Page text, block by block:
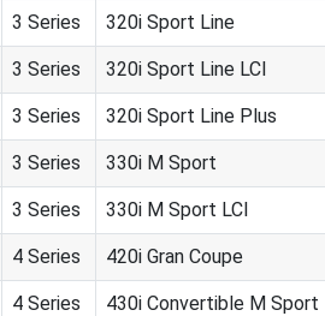
3 Series 320i Sport Line
3 Series 320i Sport Line LCI
3 Series 320i Sport Line Plus
3 Series 330i M Sport
3 Series 330i M Sport LCI
4 Series 420i Gran Coupe
4 Series 430i Convertible M Sport